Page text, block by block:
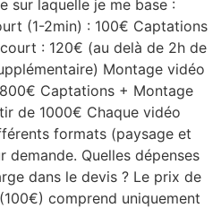
sur laquelle je me base :
(1-2min) : 100€ Captations
: 120€ (au delà de 2h de
Montage vidéo
Captations + Montage
de 1000€ Chaque vidéo
formats (paysage et
Quelles dépenses
dans le devis ? Le prix de
comprend uniquement